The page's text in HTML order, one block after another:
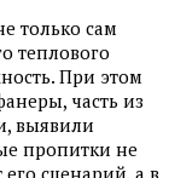
только сам
теплового
При этом
часть из
выявили
пропитки не